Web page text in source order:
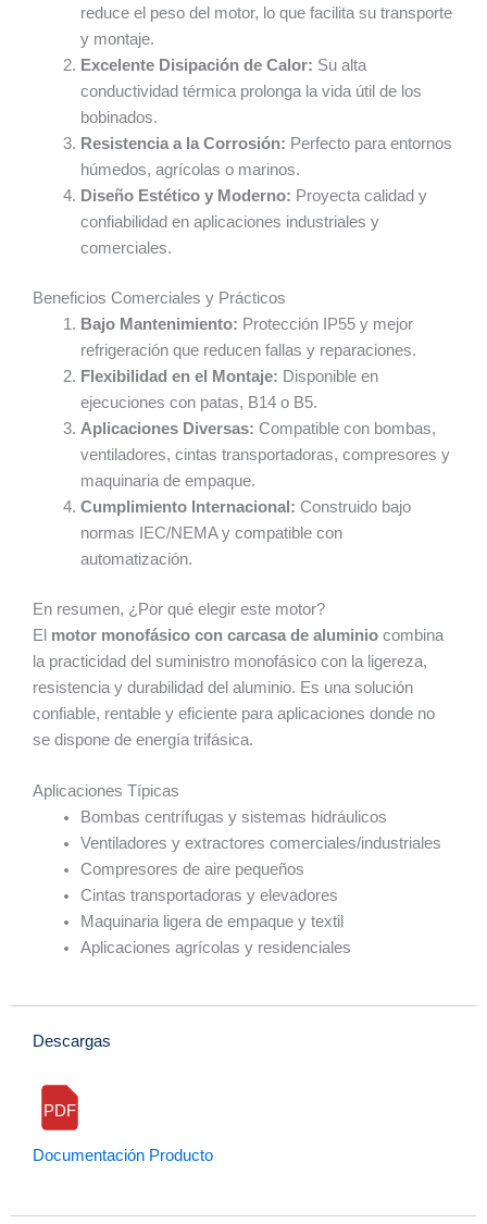
reduce el peso del motor, lo que facilita su transporte
y montaje.
Excelente Disipación de Calor: Su alta
conductividad térmica prolonga la vida útil de los
bobinados.
Resistencia a la Corrosión: Perfecto para entornos
húmedos, agrícolas o marinos.
Diseño Estético y Moderno: Proyecta calidad y
confiabilidad en aplicaciones industriales y
comerciales.
Beneficios Comerciales y Prácticos
Bajo Mantenimiento: Protección IP55 y mejor
refrigeración que reducen fallas y reparaciones.
Flexibilidad en el Montaje: Disponible en
ejecuciones con patas, B14 o B5.
Aplicaciones Diversas: Compatible con bombas,
ventiladores, cintas transportadoras, compresores y
maquinaria de empaque.
Cumplimiento Internacional: Construido bajo
normas IEC/NEMA y compatible con
automatización.
En resumen, ¿Por qué elegir este motor?
El motor monofásico con carcasa de aluminio combina
la practicidad del suministro monofásico con la ligereza,
resistencia y durabilidad del aluminio. Es una solución
confiable, rentable y eficiente para aplicaciones donde no
se dispone de energía trifásica.
Aplicaciones Típicas
Bombas centrífugas y sistemas hidráulicos
Ventiladores y extractores comerciales/industriales
Compresores de aire pequeños
Cintas transportadoras y elevadores
Maquinaria ligera de empaque y textil
Aplicaciones agrícolas y residenciales
Descargas
PDF
Documentación Producto